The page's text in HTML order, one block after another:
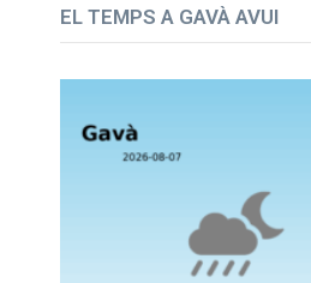
EL TEMPS A GAVÀ AVUI